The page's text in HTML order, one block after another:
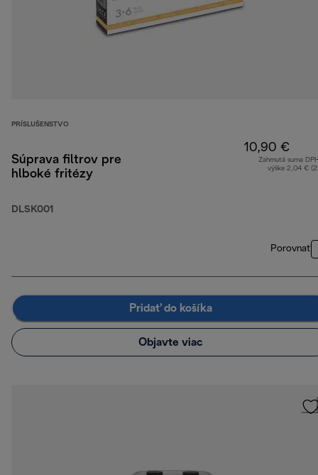
PRÍSLUŠENSTVO
Súprava filtrov pre
hlboké fritézy
DLSK001
10,90 €
Zahrnutá suma
výške 2,04 €
Porovnať
Pridať do košíka
Objavte viac